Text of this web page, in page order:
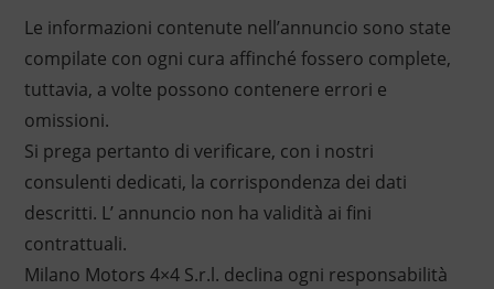
Le informazioni contenute nell’annuncio sono state
compilate con ogni cura affinché fossero complete,
tuttavia, a volte possono contenere errori e
omissioni.
Si prega pertanto di verificare, con i nostri
consulenti dedicati, la corrispondenza dei dati
descritti. L’ annuncio non ha validità ai fini
contrattuali.
Milano Motors 4×4 S.r.l. declina ogni responsabilità